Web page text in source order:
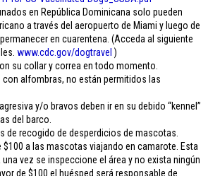
en República Dominicana solo pueden
a través del aeropuerto de Miami y luego de
en cuarentena. (Acceda al siguiente
www.cdc.gov/dogtravel )
su collar y correa en todo momento.
con alfombras, no están permitidos las
y/o bravos deben ir en su debido “kennel”
del barco.
de recogido de desperdicios de mascotas.
$100 a las mascotas viajando en camarote. Esta
vez se inspeccione el área y no exista ningún
de $100 el huésped será responsable de